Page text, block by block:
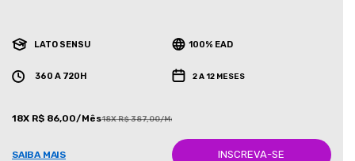
LATO SENSU 100% EAD
360 A 720H 2 A 12 MESES
18X R$ 86,00/Mês18X R$ 387,00/Mês
SAIBA MAIS INSCREVA-SE